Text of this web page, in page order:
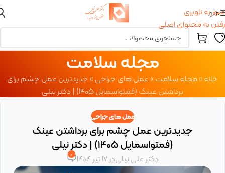
عبور به ناوبری
رفتن به محتوای اصلی
منو
مجله سلامت
خانه»مجله سلامت»عمل های جراحی»جدیدترین عمل چشم برای
برداشتن عینک (فمتواسمایل ۱۴۰۵) | دکتر نیلی
عمل های جراحی
جدیدترین عمل چشم برای برداشتن عینک
(فمتواسمایل ۱۴۰۵) | دکتر نیلی
دکتر علی نیلیدر 17 تیر 1404 0